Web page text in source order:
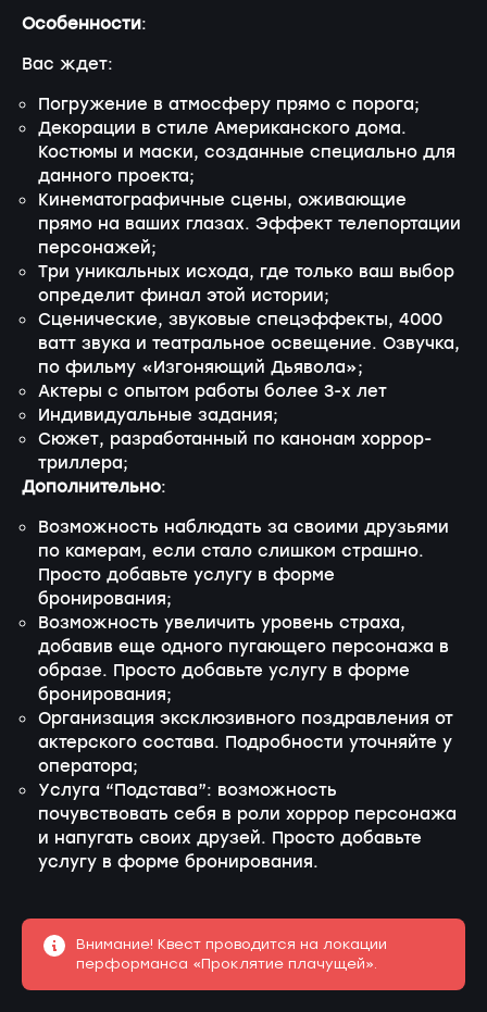
Особенности:
Вас ждет:
Погружение в атмосферу прямо с порога;
Декорации в стиле Американского дома.
Костюмы и маски, созданные специально для
данного проекта;
Кинематографичные сцены, оживающие
прямо на ваших глазах. Эффект телепортации
персонажей;
Три уникальных исхода, где только ваш выбор
определит финал этой истории;
Сценические, звуковые спецэффекты, 4000
ватт звука и театральное освещение. Озвучка,
по фильму «Изгоняющий Дьявола»;
Актеры с опытом работы более 3-х лет
Индивидуальные задания;
Сюжет, разработанный по канонам хоррор-
триллера;
Дополнительно:
Возможность наблюдать за своими друзьями
по камерам, если стало слишком страшно.
Просто добавьте услугу в форме
бронирования;
Возможность увеличить уровень страха,
добавив еще одного пугающего персонажа в
образе. Просто добавьте услугу в форме
бронирования;
Организация эксклюзивного поздравления от
актерского состава. Подробности уточняйте у
оператора;
Услуга “Подстава”: возможность
почувствовать себя в роли хоррор персонажа
и напугать своих друзей. Просто добавьте
услугу в форме бронирования.
Внимание! Квест проводится на локации
перформанса «Проклятие плачущей».